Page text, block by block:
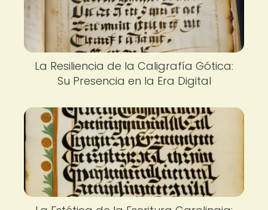
La Resiliencia de la Caligrafía Gótica:
Su Presencia en la Era Digital